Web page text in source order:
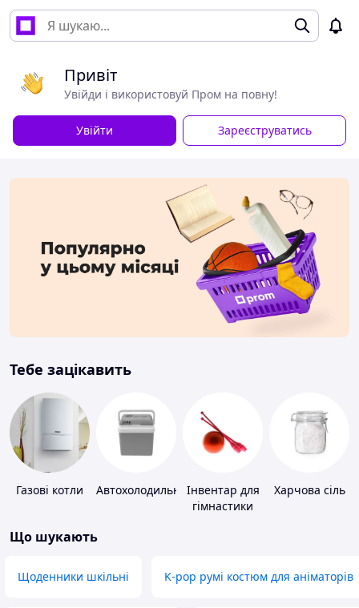
Привіт
Увійди і використовуй Пром на повну!
Увійти Зареєструватись
Тебе зацікавить
Газові котли АвтохолодильникиІнвентар для
гімнастики
Харчова сіль
Що шукають
Щоденники шкільні K-pop румі костюм для аніматорів